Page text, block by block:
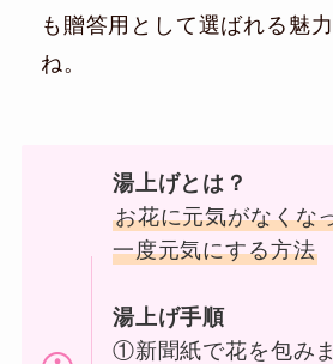
も贈答用として選ばれる魅
ね。
湯上げとは？
お花に元気がなくな
一度元気にする方法
湯上げ手順
①新聞紙で花を包み